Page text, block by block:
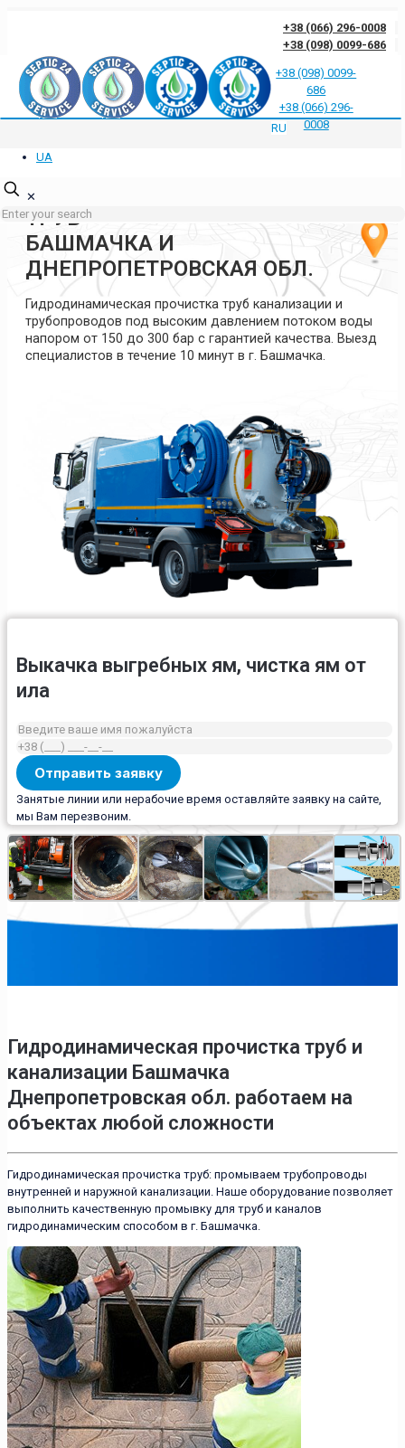
+38 (066) 296-0008
+38 (098) 0099-686
Отзывы клиентов о нас Ответы на частые вопросы Блог
Контакты
Политика конфиденциальности
+38 (098) 0099-
686
+38 (066) 296-
0008
RU
UA
✕
ГИДРОДИНАМИЧЕСКАЯ
ПРОЧИСТКА КАНАЛИЗАЦИИ И
ТРУБ
БАШМАЧКА И
ДНЕПРОПЕТРОВСКАЯ ОБЛ.
Гидродинамическая прочистка труб канализации и
трубопроводов под высоким давлением потоком воды
напором от 150 до 300 бар с гарантией качества. Выезд
специалистов в течение 10 минут в г. Башмачка.
Выкачка выгребных ям, чистка ям от
ила
Занятые линии или нерабочие время оставляйте заявку на сайте,
мы Вам перезвоним.
Гидродинамическая прочистка труб и
канализации Башмачка
Днепропетровская обл. работаем на
объектах любой сложности
Гидродинамическая прочистка труб: промываем трубопроводы
внутренней и наружной канализации. Наше оборудование позволяет
выполнить качественную промывку для труб и каналов
гидродинамическим способом в г. Башмачка.